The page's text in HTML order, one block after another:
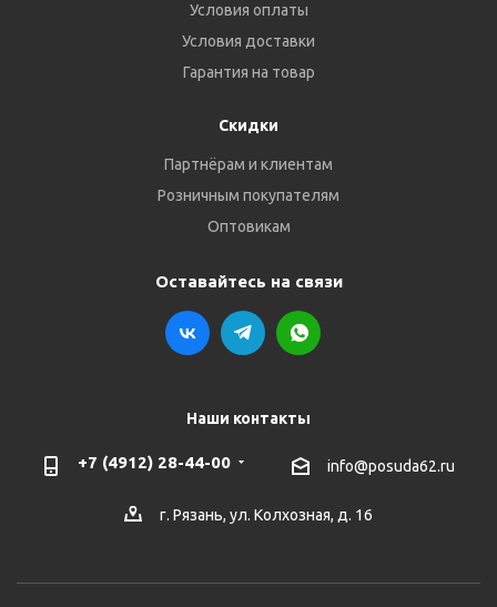
Условия оплаты
Условия доставки
Гарантия на товар
Скидки
Партнёрам и клиентам
Розничным покупателям
Оптовикам
Оставайтесь на связи
Наши контакты
+7 (4912) 28-44-00 info@posuda62.ru
г. Рязань, ул. Колхозная, д. 16